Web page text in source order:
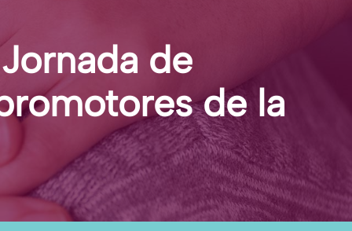
de
de la